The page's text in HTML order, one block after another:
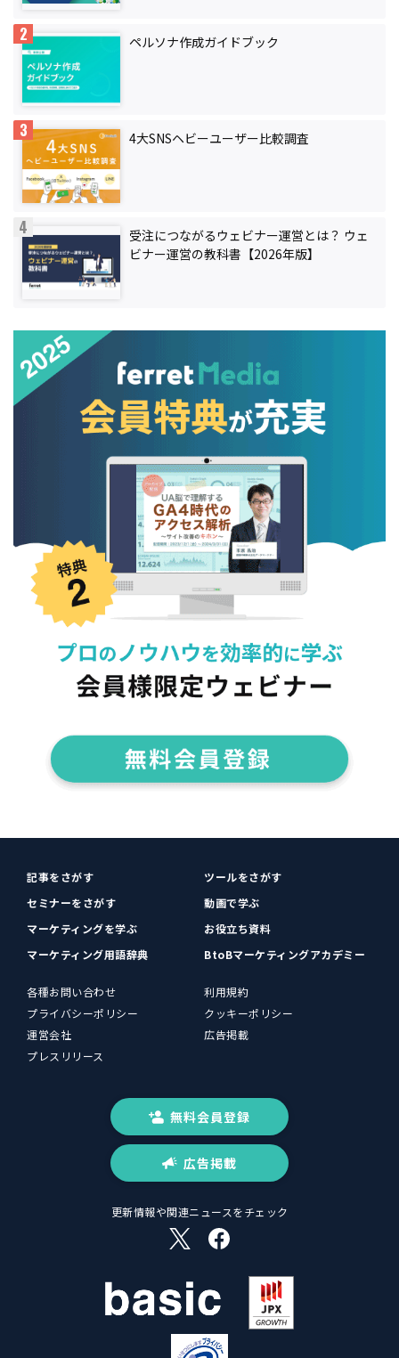
ペルソナ作成ガイドブック
4大SNSヘビーユーザー比較調査
受注につながるウェビナー運営とは？ ウェ
ビナー運営の教科書【2026年版】
記事をさがす
ツールをさがす
セミナーをさがす
動画で学ぶ
マーケティングを学ぶ
お役立ち資料
マーケティング用語辞典
BtoBマーケティングアカデミー
各種お問い合わせ
利用規約
プライバシーポリシー
クッキーポリシー
運営会社
広告掲載
プレスリリース
無料会員登録
広告掲載
更新情報や関連ニュースをチェック